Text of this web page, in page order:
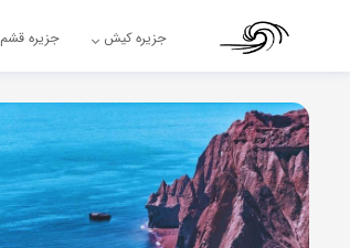
جزیره کیش جزیره قشم